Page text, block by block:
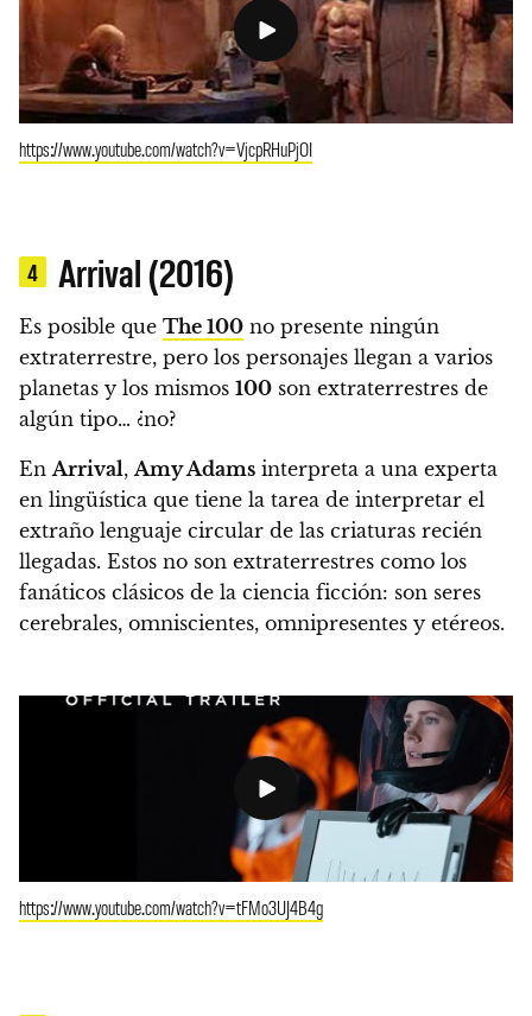
https://www.youtube.com/watch?v=VjcpRHuPjOI
4 Arrival (2016)
Es posible que The 100 no presente ningún
extraterrestre, pero los personajes llegan a varios
planetas y los mismos 100 son extraterrestres de
algún tipo… ¿no?
En Arrival, Amy Adams interpreta a una experta
en lingüística que tiene la tarea de interpretar el
extraño lenguaje circular de las criaturas recién
llegadas. Estos no son extraterrestres como los
fanáticos clásicos de la ciencia ficción: son seres
cerebrales, omniscientes, omnipresentes y etéreos.
https://www.youtube.com/watch?v=tFMo3UJ4B4g